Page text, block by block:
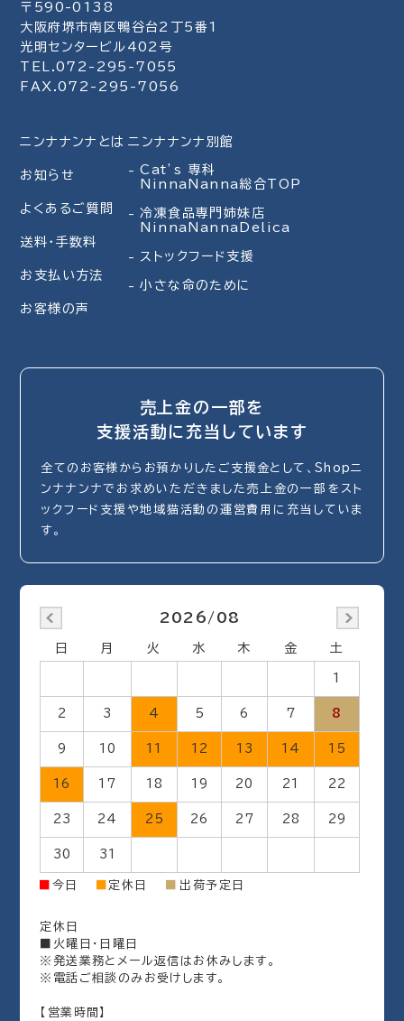
〒590-0138
大阪府堺市南区鴨谷台2丁5番1
光明センタービル402号
TEL.072-295-7055
FAX.072-295-7056
ニンナナンナとは
お知らせ
よくあるご質問
送料・手数料
お支払い方法
お客様の声
ニンナナンナ別館
Cat’s 専科
NinnaNanna総合TOP
冷凍食品専門姉妹店
NinnaNannaDelica
ストックフード支援
小さな命のために
売上金の一部を
支援活動に充当しています
全てのお客様からお預かりしたご支援金として、Shopニ
ンナナンナでお求めいただきました売上金の一部をスト
ックフード支援や地域猫活動の運営費用に充当していま
す。
2026/08
日 月 火 水 木 金 土
2 3 4 5 6 7 8
9 10 12 13 14 15
16 17 18 19 20 21 22
23 24 25 26 27 28 29
30 31
今日 定休日 出荷予定日
定休日
■火曜日・日曜日
※発送業務とメール返信はお休みします。
※電話ご相談のみお受けします。
【営業時間】